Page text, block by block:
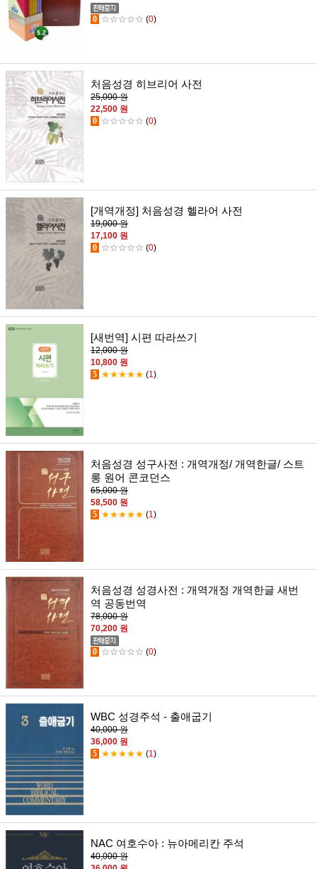
0 ☆☆☆☆☆ (0)
처음성경 히브리어 사전
25,000 원
22,500 원
0 ☆☆☆☆☆ (0)
[개역개정] 처음성경 헬라어 사전
19,000 원
17,100 원
0 ☆☆☆☆☆ (0)
[새번역] 시편 따라쓰기
12,000 원
10,800 원
5 ★★★★★ (1 )
처음성경 성구사전 : 개역개정/ 개역한글/ 스트
롱 원어 콘코던스
65,000 원
58,500 원
5 ★★★★★ (1 )
처음성경 성경사전 : 개역개정 개역한글 새번
역 공동번역
78,000 원
70,200 원
0 ☆☆☆☆☆ (0)
WBC 성경주석 - 출애굽기
40,000 원
36,000 원
5 ★★★★★ (1)
NAC 여호수아 : 뉴아메리칸 주석
40,000 원